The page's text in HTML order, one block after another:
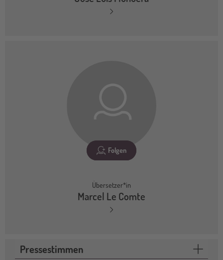
Folgen
Übersetzer*in
Marcel Le Comte
Pressestimmen